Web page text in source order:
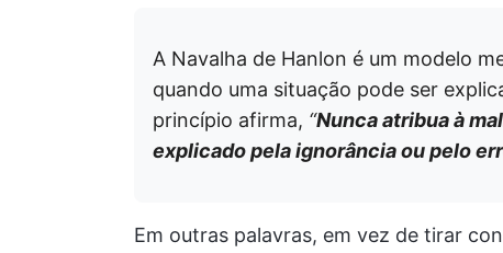
A Navalha de Hanlon é um modelo
quando uma situação pode ser
princípio afirma, “Nunca atribua à
explicado pela ignorância ou pelo
Em outras palavras, em vez de tirar